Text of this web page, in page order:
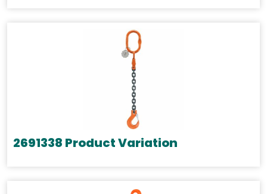
2691338 Product Variation